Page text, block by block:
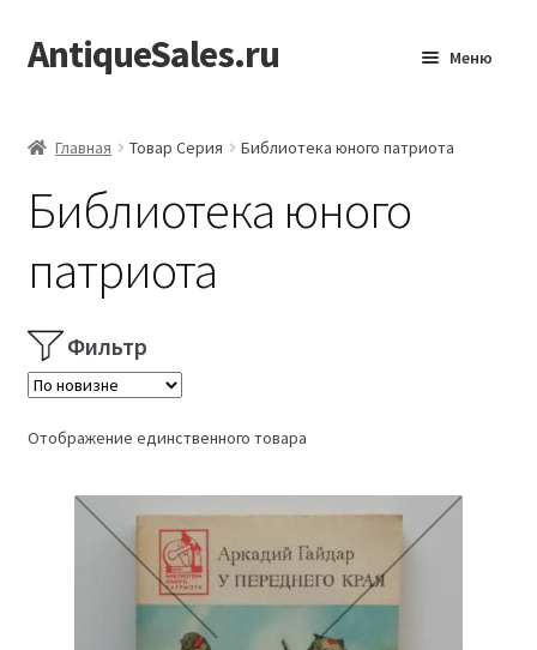
Перейти
к
Перейти
к
AntiqueSales.ru Меню
Главная Товар Серия Библиотека юного патриота
Библиотека юного
патриота
Фильтр
Отображение единственного товара